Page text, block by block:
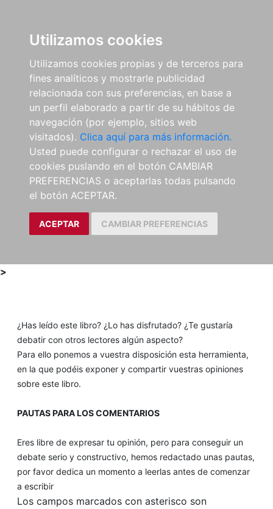
Utilizamos cookies
Utilizamos cookies propias y de terceros para
fines analíticos y mostrarle publicidad
relacionada con sus preferencias, en base a
un perfil elaborado a partir de su hábitos de
navegación (por ejemplo, sitios web
visitados). Clica aquí para más información.
Usted puede configurar o rechazar el uso de
cookies puslando en el botón CAMBIAR
PREFERENCIAS o aceptarlas todas pulsando
el botón ACEPTAR.
ACEPTAR CAMBIAR PREFERENCIAS
>
¿Has leído este libro? ¿Lo has disfrutado? ¿Te gustaría
debatir con otros lectores algún aspecto?
Para ello ponemos a vuestra disposición esta herramienta,
en la que podéis exponer y compartir vuestras opiniones
sobre este libro.
PAUTAS PARA LOS COMENTARIOS
Eres libre de expresar tu opinión, pero para conseguir un
debate serio y constructivo, hemos redactado unas pautas,
por favor dedica un momento a leerlas antes de comenzar
a escribir
Los campos marcados con asterisco son